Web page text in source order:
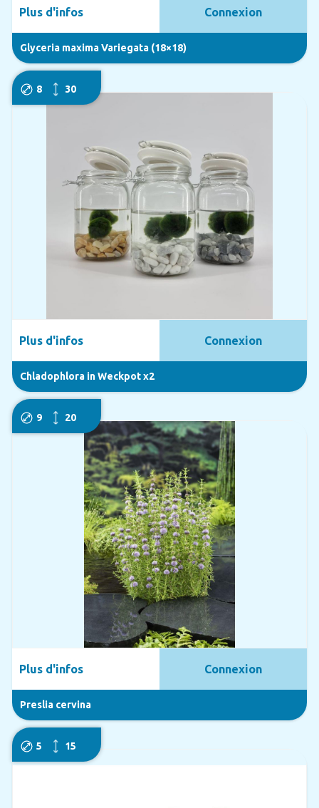
Glyceria maxima Variegata (18×18)
Plus d'infos Connexion
8 30
Chladophlora in Weckpot x2
Plus d'infos Connexion
9 20
Preslia cervina
Plus d'infos Connexion
5 15